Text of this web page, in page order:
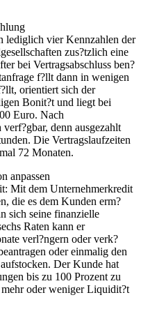
lediglich vier Kennzahlen der
zus?tzlich eine
bei Vertragsabschluss ben?
f?llt dann in wenigen
orientiert sich der
Bonit?t und liegt bei
Euro. Nach
denn ausgezahlt
Die Vertragslaufzeiten
72 Monaten.
anpassen
Mit dem Unternehmerkredit
die es dem Kunden erm?
sich seine finanzielle
Raten kann er
verl?ngern oder verk?
oder einmalig den
Der Kunde hat
bis zu 100 Prozent zu
mehr oder weniger Liquidit?t